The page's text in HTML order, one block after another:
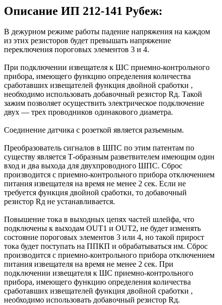
Описание ИП 212-141 Рубеж:
В дежурном режиме работы падение напряжения на каждом
из этих резисторов будет превышать напряжение
переключения пороговых элементов 3 и 4.
При подключении извещателя к ШС приемно-контрольного
прибора, имеющего функцию определения количества
сработавших извещателей функция двойной сработки ,
необходимо использовать добавочный резистор Rд. Такой
зажим позволяет осуществить электрическое подключение
двух — трех проводников одинакового диаметра.
Соединение датчика с розеткой является разъемным.
Преобразователь сигналов в ШПС по этим патентам по
существу является Т-образным разветвителем имеющим один
вход и два выхода для двухпроводного ШПС. Сброс
производится с приемно-контрольного прибора отключением
питания извещателя на время не менее 2 сек. Если не
требуется функция двойной сработки, то добавочный
резистор Rд не устанавливается.
Повышение тока в выходных цепях частей шлейфа, что
подключены к выходам OUT1 и OUT2, не будет изменять
состояние пороговых элементов 3 или 4, но такой прирост
тока будет поступать на ППКП и обрабатываться им. Сброс
производится с приемно-контрольного прибора отключением
питания извещателя на время не менее 2 сек. При
подключении извещателя к ШС приемно-контрольного
прибора, имеющего функцию определения количества
сработавших извещателей функция двойной сработки ,
необходимо использовать добавочный резистор Rд.